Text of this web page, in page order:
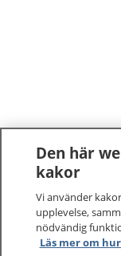
Den här
kakor
Vi använder
upplevelse,
nödvändig
Läs mer om